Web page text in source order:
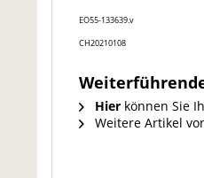
EO55-133639.v
CH20210108
Hier können Sie
Weitere Artikel